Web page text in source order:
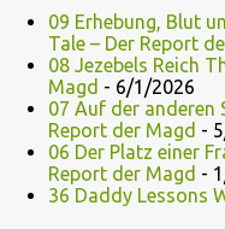
09 Erhebung, Blut
Tale – Der Report
08 Jezebels Reich
Magd - 6/1/2026
07 Auf der anderen
Report der Magd -
06 Der Platz einer
Report der Magd -
36 Daddy Lessons